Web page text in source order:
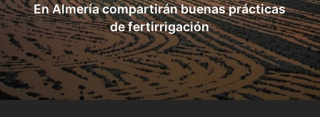
En Almería compartirán buenas prácticas
de fertirrigación